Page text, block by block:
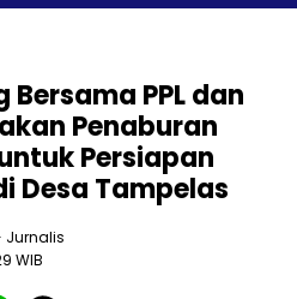
PPL dan
Penaburan
Persiapan
Desa Tampelas
Jurnalis
WIB